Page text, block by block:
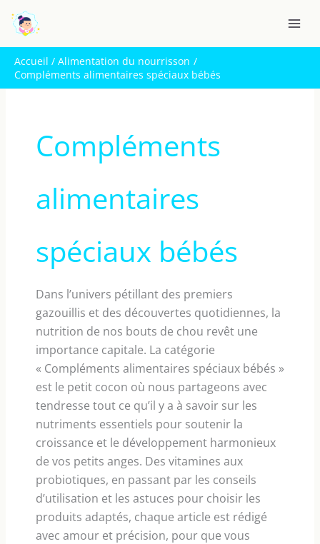
contenu
Accueil
Alimentation du nourrisson
Compléments alimentaires spéciaux bébés
Compléments
alimentaires
spéciaux bébés
Dans l’univers pétillant des premiers
gazouillis et des découvertes quotidiennes, la
nutrition de nos bouts de chou revêt une
importance capitale. La catégorie
« Compléments alimentaires spéciaux bébés »
est le petit cocon où nous partageons avec
tendresse tout ce qu’il y a à savoir sur les
nutriments essentiels pour soutenir la
croissance et le développement harmonieux
de vos petits anges. Des vitamines aux
probiotiques, en passant par les conseils
d’utilisation et les astuces pour choisir les
produits adaptés, chaque article est rédigé
avec amour et précision, pour que vous
R
e
c
h
e